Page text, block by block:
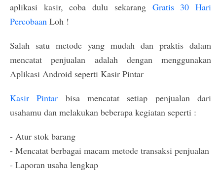
aplikasi kasir, coba dulu sekarang Gratis 30 Hari
Percobaan Loh !
Salah satu metode yang mudah dan praktis dalam
mencatat penjualan adalah dengan menggunakan
Aplikasi Android seperti Kasir Pintar
Kasir Pintar bisa mencatat setiap penjualan dari
usahamu dan melakukan beberapa kegiatan seperti :
- Atur stok barang
- Mencatat berbagai macam metode transaksi penjualan
- Laporan usaha lengkap